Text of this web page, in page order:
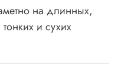
на длинных,
и сухих